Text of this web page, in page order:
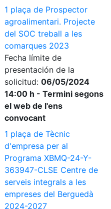
1 plaça de Prospector
agroalimentari. Projecte
del SOC treball a les
comarques 2023
Fecha límite de
presentación de la
solicitud: 06/05/2024
14:00 h - Termini segons
el web de l'ens
convocant
1 plaça de Tècnic
d'empresa per al
Programa XBMQ-24-Y-
363947-CLSE Centre de
serveis integrals a les
empreses del Berguedà
2024-2027